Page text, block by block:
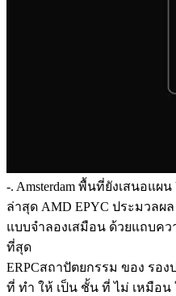
-. Amsterdam พื้นที่ยังเสนอแ
ล่าสุด AMD EPYC ประมวลผ
แบบจําลองเสมือน ด้วยแถบค
ที่สุด
ERPCสถาปัตยกรรม ของ รอ
ที่ ทํา ให้ เป็น ชั้น ที่ ไม่ เหมือน